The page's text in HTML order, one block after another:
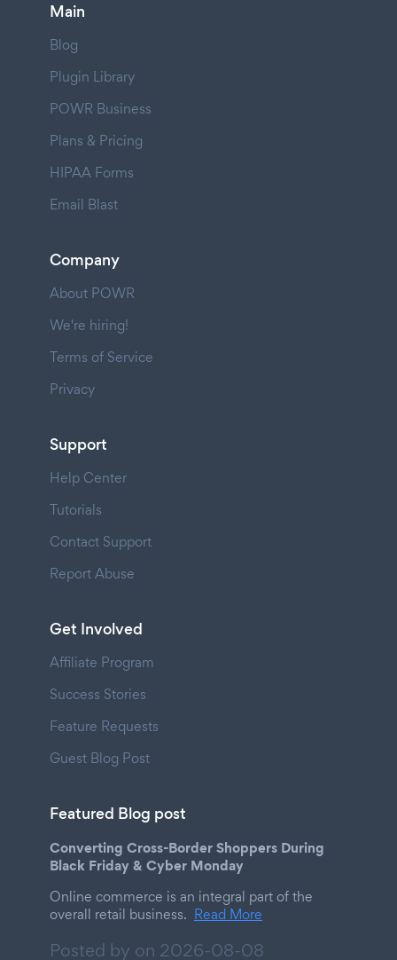
Main
Blog
Plugin Library
POWR Business
Plans & Pricing
HIPAA Forms
Email Blast
Company
About POWR
We're hiring!
Terms of Service
Privacy
Support
Help Center
Tutorials
Contact Support
Report Abuse
Get Involved
Affiliate Program
Success Stories
Feature Requests
Guest Blog Post
Featured Blog post
Converting Cross-Border Shoppers During
Black Friday & Cyber Monday
Online commerce is an integral part of the
overall retail business. Read More
Posted by on 2026-08-08